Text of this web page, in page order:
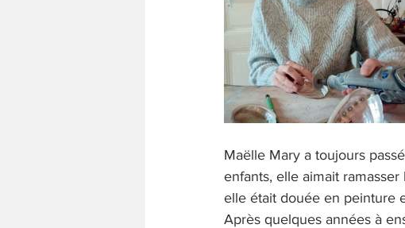
Maëlle Mary a toujours
enfants, elle aimait
elle était douée en peinture
Après quelques années à